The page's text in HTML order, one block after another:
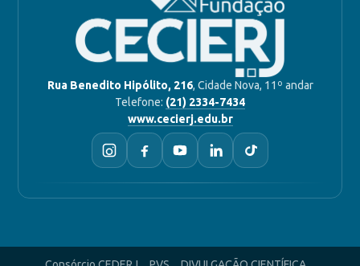
Rua Benedito Hipólito, 216, Cidade Nova, 11º andar
Telefone: (21) 2334-7434
www.cecierj.edu.br